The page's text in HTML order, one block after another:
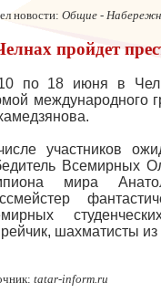
новости: Общие -
пройдет
по 18 июня в
международного
участников
Всемирных
мира
шахматисты
tatar-inform.ru